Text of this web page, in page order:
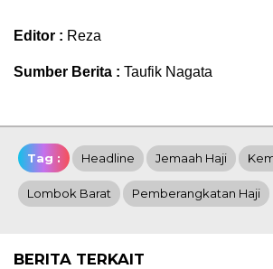
Editor : Reza
Sumber Berita : Taufik Nagata
Tag : Headline Jemaah Haji
Lombok Barat Pemberangkatan Haji
BERITA TERKAIT